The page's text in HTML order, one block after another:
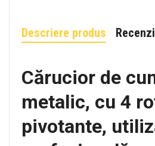
Descriere produs
Cărucior de
metalic, cu 4
pivotante,